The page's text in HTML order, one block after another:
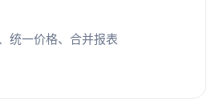
统一价格、合并报表